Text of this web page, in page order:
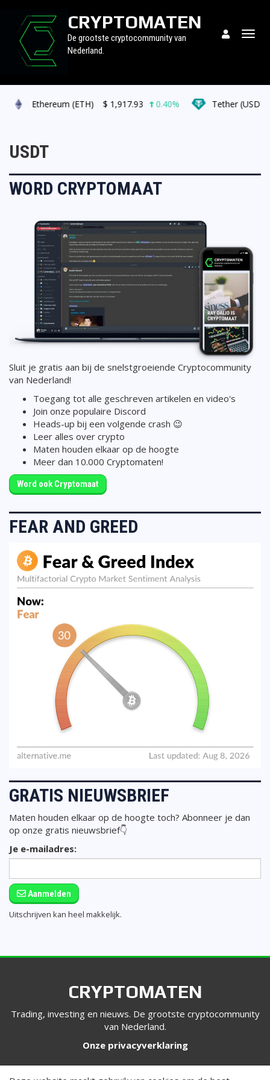
CRYPTOMATEN
De grootste cryptocommunity van
Nederland.
Ethereum (ETH) $1,917.93 0.40% Tether (USDT)
USDT
WORD CRYPTOMAAT
Sluit je gratis aan bij de snelstgroeiende Cryptocommunity
van Nederland!
Toegang tot alle geschreven artikelen en video's
Join onze populaire Discord
Heads-up bij een volgende crash 😉
Leer alles over crypto
Maten houden elkaar op de hoogte
Meer dan 10.000 Cryptomaten!
Word ook Cryptomaat
FEAR AND GREED
GRATIS NIEUWSBRIEF
Maten houden elkaar op de hoogte toch? Abonneer je dan
op onze gratis nieuwsbrief👇
Je e-mailadres:
Aanmelden
Uitschrijven kan heel makkelijk.
CRYPTOMATEN
Trading, investing en nieuws. De grootste cryptocommunity
van Nederland.
Onze privacyverklaring
VOLG ONS